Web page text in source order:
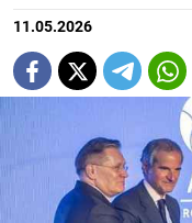
11.05.2026